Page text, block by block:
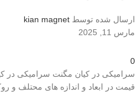
ارسال شده توسط kian magnet
مارس 11, 2025
0
سرامیکی در کیان مگنت سرامیکی در
قیمت در ابعاد و اندازه های محتلف و